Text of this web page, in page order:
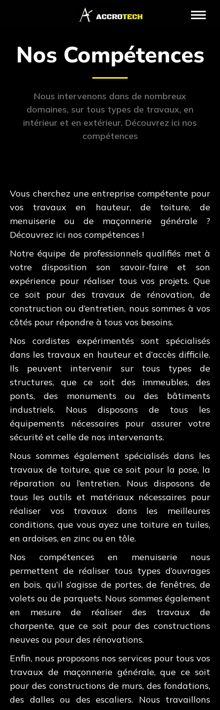
Nos Compétences
Nous intervenons dans de nombreux
domaines, sur tous types de travaux, en
intérieur et en extérieur. Découvrez ici nos
compétences
Vous cherchez une entreprise compétente pour
vos travaux en hauteur, de toiture, de
menuiserie ou de maçonnerie générale ?
Découvrez ici nos compétences !
Notre équipe de professionnels qualifiés met à
votre disposition son savoir-faire et son
expérience pour réaliser tous vos projets. Que
ce soit pour des travaux de rénovation, de
construction ou d’entretien, nous sommes à vos
côtés pour répondre à tous vos besoins.
Nos cordistes expérimentés sont spécialisés
dans les travaux en hauteur et d’accès difficile.
Ils peuvent intervenir sur tous types de
structures, que ce soit des immeubles, des
ponts, des monuments ou des bâtiments
industriels. Nous disposons de tous les
équipements nécessaires pour assurer votre
sécurité et celle de nos intervenants.
Nous sommes également spécialisés dans les
travaux de toiture, que ce soit pour la pose, la
réparation ou l’entretien. Nous disposons de
tous les outils et matériaux nécessaires pour
réaliser vos travaux dans les meilleures
conditions, que vous ayez une toiture en tuiles,
en ardoises, en zinc ou en tôle.
Nos compétences en menuiserie nous
permettent de réaliser tous types d’ouvrages
en bois, qu’il s’agisse de portes, de fenêtres, de
volets ou de parquets. Nous sommes également
en mesure de réaliser des travaux de
charpente, que ce soit pour des constructions
neuves ou pour des rénovations.
Enfin, nous proposons nos services pour tous vos
travaux de maçonnerie générale, que ce soit
pour des constructions de murs, des fondations,
des dalles ou des escaliers. Nous travaillons